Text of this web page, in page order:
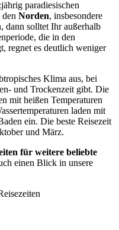
paradiesischen
Norden, insbesondere
dann solltet Ihr außerhalb
die in den
regnet es deutlich weniger
Klima aus, bei
und Trockenzeit gibt. Die
mit heißen Temperaturen
laden mit
ein. Die beste Reisezeit
und März.
für weitere beliebte
einen Blick in unsere